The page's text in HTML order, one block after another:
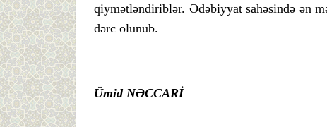
qiymətləndiriblər. Ədəbiyyat sahəsində ən
dərc olunub.
Ümid NƏCCARİ